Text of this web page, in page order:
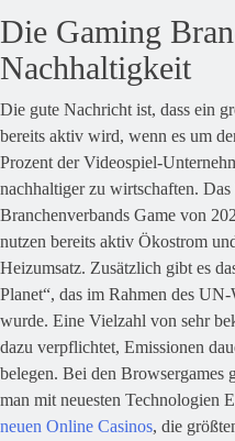
Die Gaming
Nachhaltigkeit
Die gute Nachricht ist, dass ein
bereits aktiv wird, wenn es um
Prozent der Videospiel-
nachhaltiger zu wirtschaften.
Branchenverbands Game von
nutzen bereits aktiv Ökostrom
Heizumsatz. Zusätzlich gibt es
Planet“, das im Rahmen des
wurde. Eine Vielzahl von sehr
dazu verpflichtet, Emissionen
belegen. Bei den Browsergames
man mit neuesten Technologien
neuen Online Casinos, die